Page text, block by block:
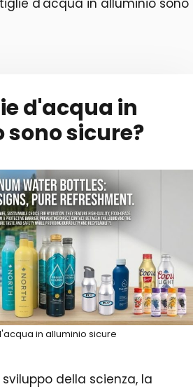
d'acqua in alluminio sono
d'acqua in
sicure?
in alluminio sicure
della scienza, la